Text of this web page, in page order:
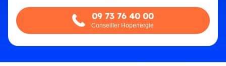
09 73 76 40 00
Conseiller Hopenergie